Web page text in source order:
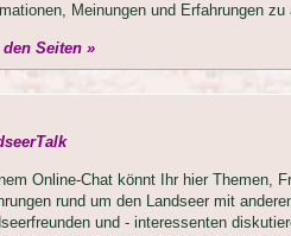
Meinungen und Erfahrungen
den Seiten »
Online-Chat könnt Ihr hier Themen,
rund um den Landseer mit
und - interessenten